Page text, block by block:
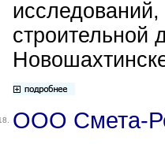
строительной
ООО Смета-